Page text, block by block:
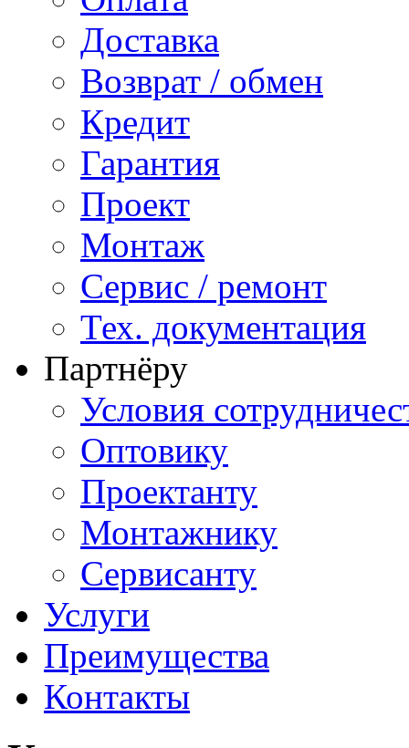
Доставка
Возврат / обмен
Кредит
Гарантия
Проект
Монтаж
Сервис / ремонт
Тех. документация
Партнёру
Условия
Оптовику
Проектанту
Монтажнику
Сервисанту
Услуги
Преимущества
Контакты